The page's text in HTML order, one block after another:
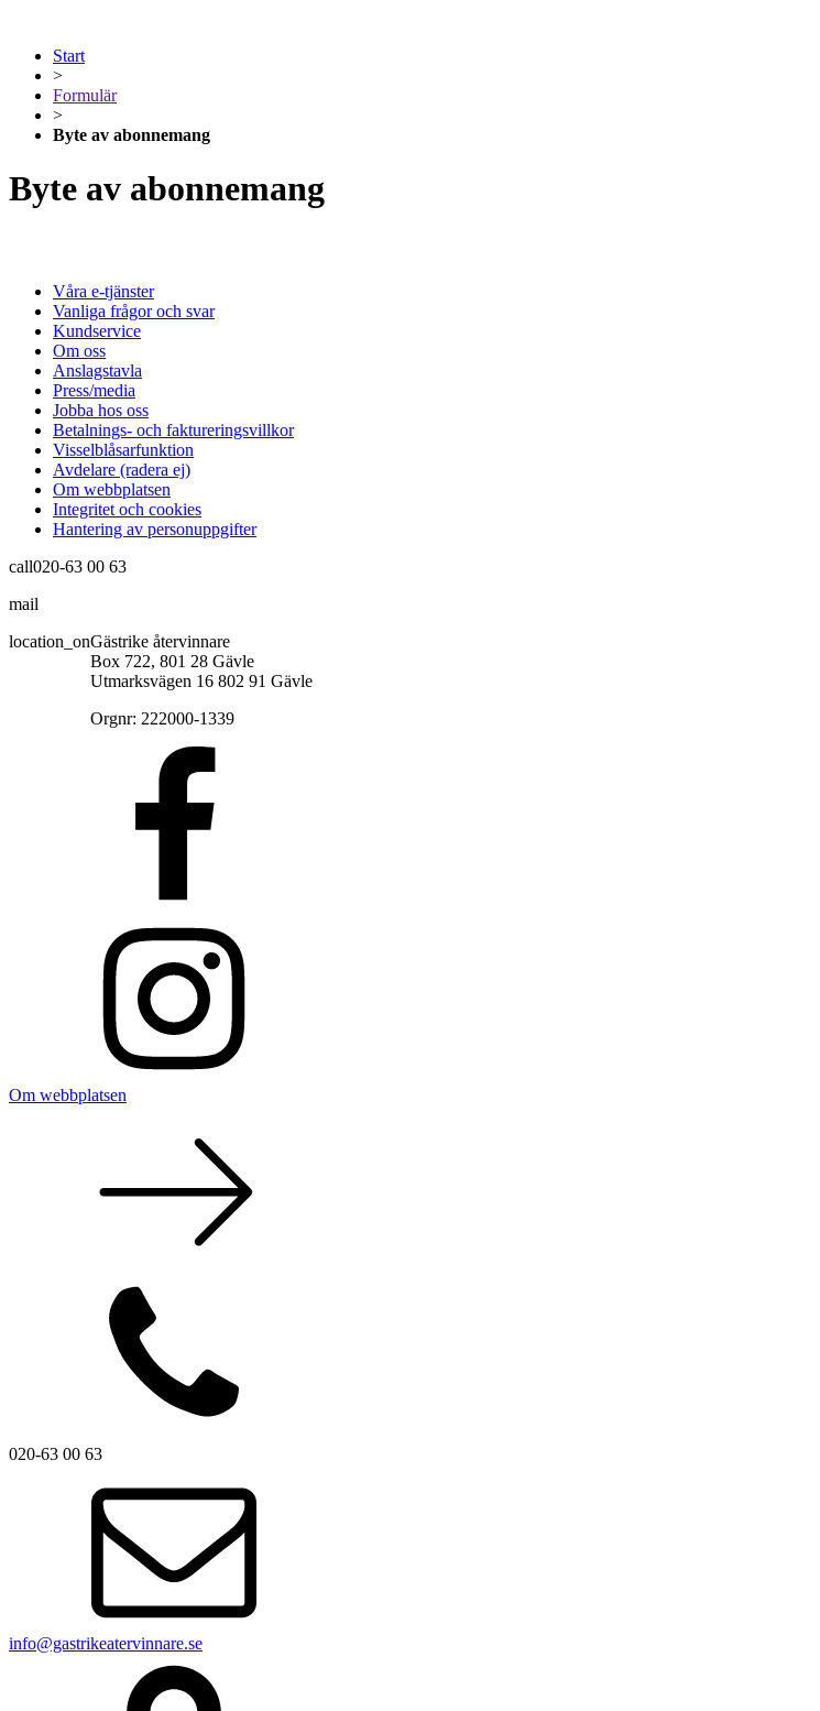
Start
>
Formulär
>
Byte av abonnemang
Byte av abonnemang
Våra e-tjänster
Vanliga frågor och svar
Kundservice
Om oss
Anslagstavla
Press/media
Jobba hos oss
Betalnings- och faktureringsvillkor
Visselblåsarfunktion
Avdelare (radera ej)
Om webbplatsen
Integritet och cookies
Hantering av personuppgifter
call020-63 00 63
mail
location_onGästrike återvinnare
Box 722, 801 28 Gävle
Utmarksvägen 16 802 91 Gävle
Orgnr: 222000-1339
Om webbplatsen
020-63 00 63
info@gastrikeatervinnare.se